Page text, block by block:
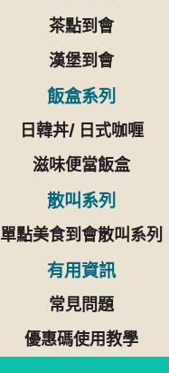
茶點到會
漢堡到會
飯盒系列
日韓丼/ 日式咖喱
滋味便當飯盒
散叫系列
單點美食到會散叫系列
有用資訊
常見問題
優惠碼使用教學